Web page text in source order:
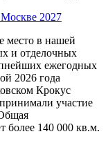
2027
место в нашей
и отделочных
ежегодных
2026 года
Крокус
участие
более 140 000 кв.м.